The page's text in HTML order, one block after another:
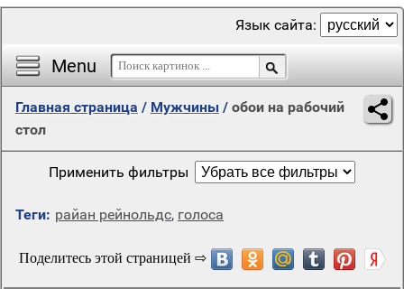
Menu
Язык сайта:
Главная страница / Мужчины / обои на рабочий
стол
Применить фильтры
Теги: райан рейнольдс, голоса